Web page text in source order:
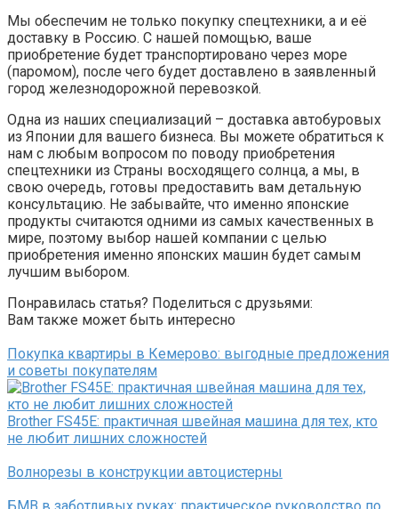
Мы обеспечим не только покупку спецтехники, а и её
доставку в Россию. С нашей помощью, ваше
приобретение будет транспортировано через море
(паромом), после чего будет доставлено в заявленный
город железнодорожной перевозкой.
Одна из наших специализаций – доставка автобуровых
из Японии для вашего бизнеса. Вы можете обратиться к
нам с любым вопросом по поводу приобретения
спецтехники из Страны восходящего солнца, а мы, в
свою очередь, готовы предоставить вам детальную
консультацию. Не забывайте, что именно японские
продукты считаются одними из самых качественных в
мире, поэтому выбор нашей компании с целью
приобретения именно японских машин будет самым
лучшим выбором.
Понравилась статья? Поделиться с друзьями:
Вам также может быть интересно
Покупка квартиры в Кемерово: выгодные предложения
и советы покупателям
Brother FS45E: практичная швейная машина для тех, кто
не любит лишних сложностей
Волнорезы в конструкции автоцистерны